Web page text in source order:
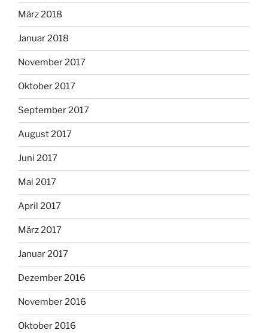
März 2018
Januar 2018
November 2017
Oktober 2017
September 2017
August 2017
Juni 2017
Mai 2017
April 2017
März 2017
Januar 2017
Dezember 2016
November 2016
Oktober 2016